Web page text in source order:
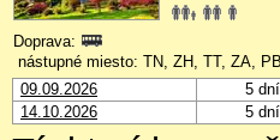
Doprava:
nástupné miesto: TN, ZH, TT, ZA,
09.09.2026
5 dní
14.10.2026
5 dní